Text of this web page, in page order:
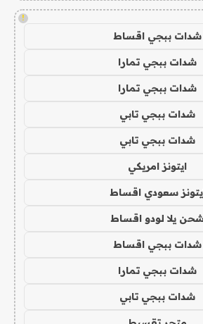
!
شدات ببجي اقساط
شدات ببجي تمارا
شدات ببجي تمارا
شدات ببجي تابي
شدات ببجي تابي
ايتونز امريكي
سعودي اقساط
يلا لودو اقساط
شدات ببجي اقساط
شدات ببجي تمارا
شدات ببجي تابي